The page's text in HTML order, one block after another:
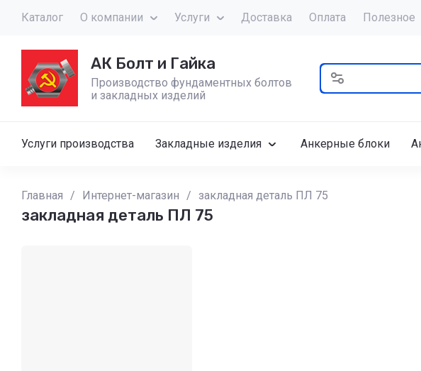
Каталог О компании Услуги Доставка Оплата Полезное
АК Болт и Гайка
Производство фундаментных болтов
и закладных изделий
Услуги производства Закладные изделия Анкерные блоки
Главная / Интернет-магазин / закладная деталь ПЛ 75
закладная деталь ПЛ 75